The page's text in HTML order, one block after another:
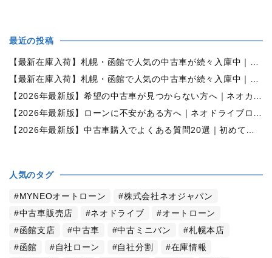
最近の投稿
人気のタグ
MYNEOオートローン
株式会社ネオジャパン
中古車販売店
ネオドライブ
オートローン
函館支店
中古車 中古ミニバン
札幌本店
函館
自社ローン 自社分割
在庫情報